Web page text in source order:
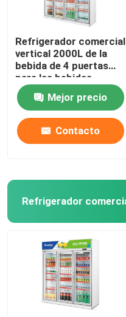
Refrigerador comercial
vertical 2000L de la
bebida de 4 puertas
para las bebidas
Mejor precio
Contacto